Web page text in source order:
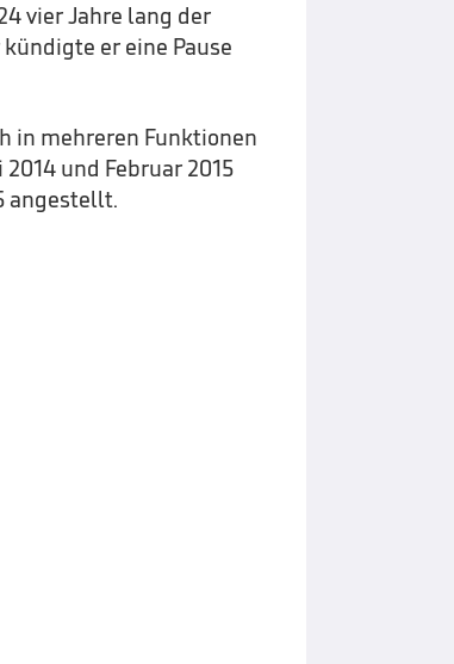
vier Jahre lang der
er eine Pause
in mehreren Funktionen
und Februar 2015
angestellt.